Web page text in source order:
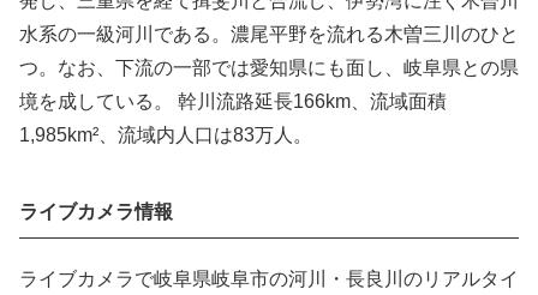
水系の一級河川である。濃尾平野を流れる木曽三川のひと
つ。なお、下流の一部では愛知県にも面し、岐阜県との県
境を成している。 幹川流路延長166km、流域面積
1,985km²、流域内人口は83万人。
ライブカメラ情報
ライブカメラで岐阜県岐阜市の河川・長良川のリアルタイ